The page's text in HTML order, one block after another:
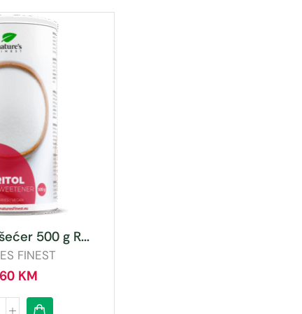
500 g R...
FINEST
KM